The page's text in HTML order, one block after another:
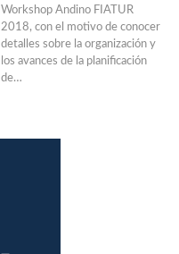
Workshop Andino FIATUR
2018, con el motivo de conocer
detalles sobre la organización y
los avances de la planificación
de…